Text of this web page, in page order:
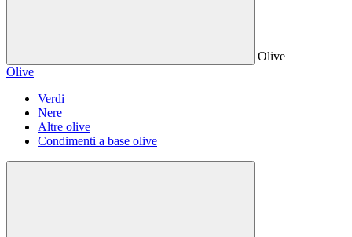
Olive
Olive
Verdi
Nere
Altre olive
Condimenti a base olive